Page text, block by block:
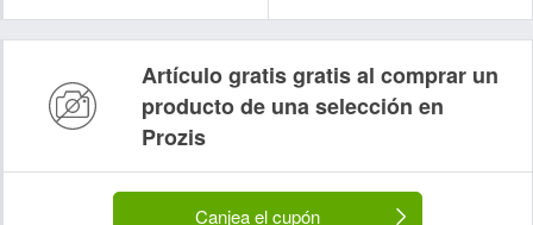
Artículo gratis gratis al comprar un
producto de una selección en
Prozis
Canjea el cupón